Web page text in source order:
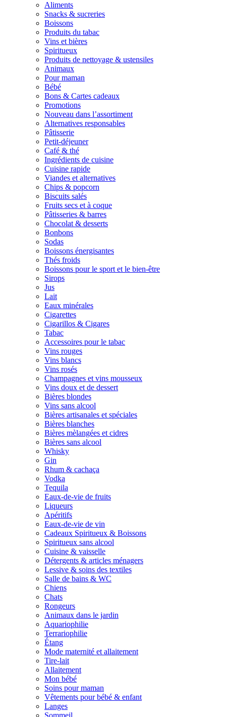
Aliments
Snacks & sucreries
Boissons
Produits du tabac
Vins et bières
Spiritueux
Produits de nettoyage & ustensiles
Animaux
Pour maman
Bébé
Bons & Cartes cadeaux
Promotions
Nouveau dans l’assortiment
Alternatives responsables
Pâtisserie
Petit-déjeuner
Café & thé
Ingrédients de cuisine
Cuisine rapide
Viandes et alternatives
Chips & popcorn
Biscuits salés
Fruits secs et à coque
Pâtisseries & barres
Chocolat & desserts
Bonbons
Sodas
Boissons énergisantes
Thés froids
Boissons pour le sport et le bien-être
Sirops
Jus
Lait
Eaux minérales
Cigarettes
Cigarillos & Cigares
Tabac
Accessoires pour le tabac
Vins rouges
Vins blancs
Vins rosés
Champagnes et vins mousseux
Vins doux et de dessert
Bières blondes
Vins sans alcool
Bières artisanales et spéciales
Bières blanches
Bières mèlangées et cidres
Bières sans alcool
Whisky
Gin
Rhum & cachaça
Vodka
Tequila
Eaux-de-vie de fruits
Liqueurs
Apéritifs
Eaux-de-vie de vin
Cadeaux Spiritueux & Boissons
Spiritueux sans alcool
Cuisine & vaisselle
Détergents & articles ménagers
Lessive & soins des textiles
Salle de bains & WC
Chiens
Chats
Rongeurs
Animaux dans le jardin
Aquariophilie
Terrariophilie
Étang
Mode maternité et allaitement
Tire-lait
Allaitement
Mon bébé
Soins pour maman
Vêtements pour bébé & enfant
Langes
Sommeil